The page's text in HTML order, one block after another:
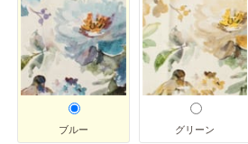
ブルー グリーン